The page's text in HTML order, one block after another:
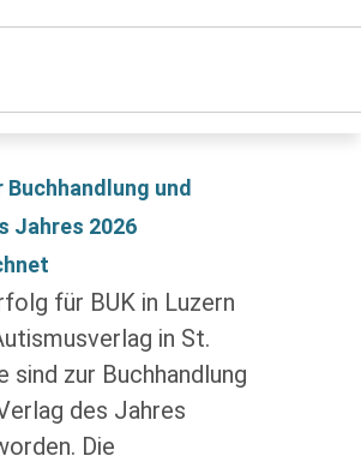
Buchhandlung und
Jahres 2026
für BUK in Luzern
in St.
sind zur Buchhandlung
des Jahres
Die